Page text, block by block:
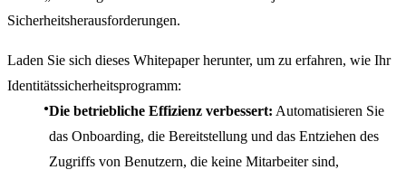
Sicherheitsherausforderungen.
Laden Sie sich dieses Whitepaper herunter, um zu erfahren, wie Ihr
Identitätssicherheitsprogramm:
Die betriebliche Effizienz verbessert: Automatisieren Sie
das Onboarding, die Bereitstellung und das Entziehen des
Zugriffs von Benutzern, die keine Mitarbeiter sind,